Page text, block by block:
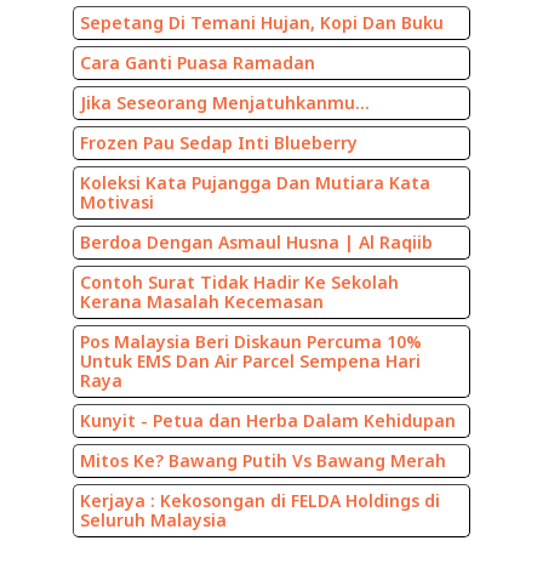
Sepetang Di Temani Hujan, Kopi Dan Buku
Cara Ganti Puasa Ramadan
Jika Seseorang Menjatuhkanmu...
Frozen Pau Sedap Inti Blueberry
Koleksi Kata Pujangga Dan Mutiara Kata
Motivasi
Berdoa Dengan Asmaul Husna | Al Raqiib
Contoh Surat Tidak Hadir Ke Sekolah
Kerana Masalah Kecemasan
Pos Malaysia Beri Diskaun Percuma 10%
Untuk EMS Dan Air Parcel Sempena Hari
Raya
Kunyit - Petua dan Herba Dalam Kehidupan
Mitos Ke? Bawang Putih Vs Bawang Merah
Kerjaya : Kekosongan di FELDA Holdings di
Seluruh Malaysia